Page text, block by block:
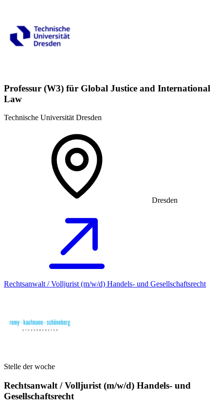
Professur (W3) für Global Justice and International
Law
Technische Universität Dresden
Dresden
Rechtsanwalt / Volljurist (m/w/d) Handels- und Gesellschaftsrecht
Stelle der woche
Rechtsanwalt / Volljurist (m/w/d) Handels- und
Gesellschaftsrecht